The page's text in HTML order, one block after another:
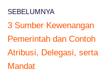
SEBELUMNYA
3 Sumber Kewenangan
Pemerintah dan Contoh
Atribusi, Delegasi, serta
Mandat